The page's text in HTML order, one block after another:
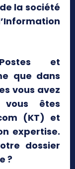
la société
et
que dans
vous avez
vous êtes
(KT) et
expertise.
dossier
?